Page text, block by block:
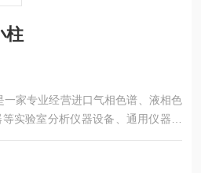
柱
家专业经营进口气相色谱、液相色
实验室分析仪器设备、通用仪器设
的高科技公司。